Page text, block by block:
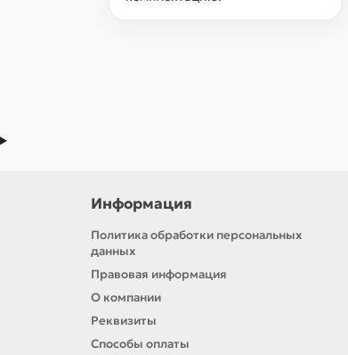
Информация
Политика обработки персональных
данных
Правовая информация
О компании
Реквизиты
Способы оплаты